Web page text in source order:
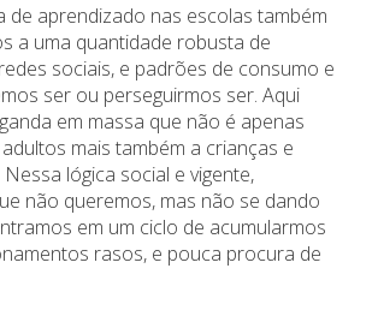
de aprendizado nas escolas também
a uma quantidade robusta de
sociais, e padrões de consumo e
ser ou perseguirmos ser. Aqui
em massa que não é apenas
mais também a crianças e
lógica social e vigente,
não queremos, mas não se dando
em um ciclo de acumularmos
rasos, e pouca procura de